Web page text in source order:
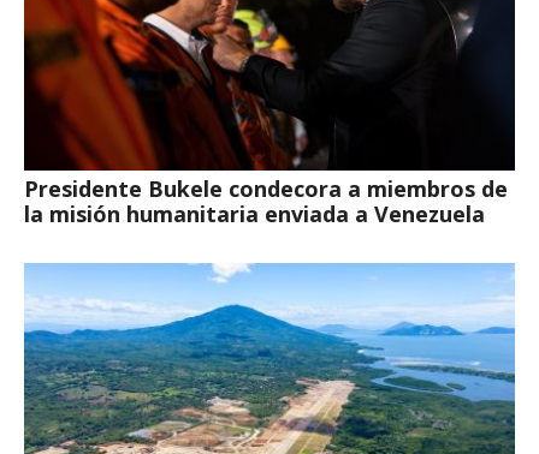
Presidente Bukele condecora a miembros de
la misión humanitaria enviada a Venezuela